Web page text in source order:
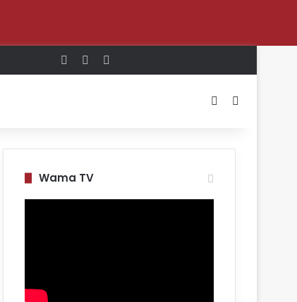
Log InRandom Article
Switch skin
Wama TV